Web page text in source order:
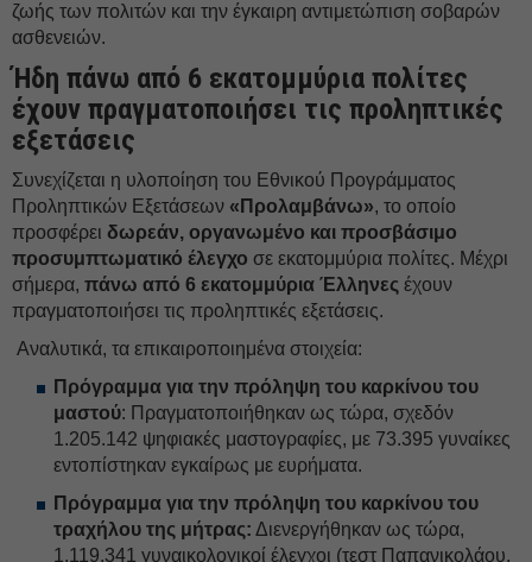
ζωής των πολιτών και την έγκαιρη αντιμετώπιση σοβαρών
ασθενειών.
Ήδη πάνω από 6 εκατομμύρια πολίτες
έχουν πραγματοποιήσει τις προληπτικές
εξετάσεις
Συνεχίζεται η υλοποίηση του Εθνικού Προγράμματος
Προληπτικών Εξετάσεων «Προλαμβάνω», το οποίο
προσφέρει δωρεάν, οργανωμένο και προσβάσιμο
προσυμπτωματικό έλεγχο σε εκατομμύρια πολίτες. Μέχρι
σήμερα, πάνω από 6 εκατομμύρια Έλληνες έχουν
πραγματοποιήσει τις προληπτικές εξετάσεις.
Αναλυτικά, τα επικαιροποιημένα στοιχεία:
Πρόγραμμα για την πρόληψη του καρκίνου του
μαστού: Πραγματοποιήθηκαν ως τώρα, σχεδόν
1.205.142 ψηφιακές μαστογραφίες, με 73.395 γυναίκες
εντοπίστηκαν εγκαίρως με ευρήματα.
Πρόγραμμα για την πρόληψη του καρκίνου του
τραχήλου της μήτρας: Διενεργήθηκαν ως τώρα,
1.119.341 γυναικολογικοί έλεγχοι (τεστ Παπανικολάου,